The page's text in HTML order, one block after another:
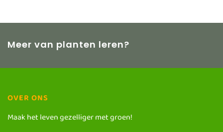
Meer van planten leren?
OVER ONS
Maak het leven gezelliger met groen!